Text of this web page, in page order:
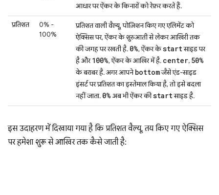
आधार पर ऐंकर के किनारों को रेफ़र करते हैं.
प्रतिशत
0% -
100%
प्रतिशत वाली वैल्यू, पोज़िशन किए गए एलिमेंट को
ऐक्सिस पर, ऐंकर के शुरुआती से लेकर आखिरी तक
की जगह पर रखती है. 0%, ऐंकर केstartसाइड पर
है और100%, ऐंकर के आखिर में है. center, 50%
के बराबर है. अगर आपनेbottomजैसे एंड-साइड
इंसर्ट पर प्रतिशत का इस्तेमाल किया है, तो इसे बदला
नहीं जाता. 0% अब भी ऐंकर कीstartसाइड है.
इस उदाहरण में दिखाया गया है कि प्रतिशत वैल्यू, तय किए गए ऐक्सिस
पर हमेशा शुरू से आखिर तक कैसे जाती है: